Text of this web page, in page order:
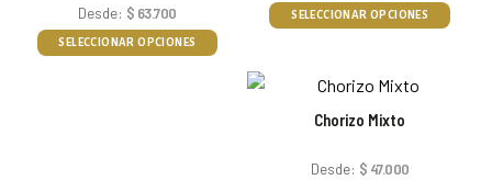
Desde: $ 63.700
SELECCIONAR OPCIONES
SELECCIONAR OPCIONES
Chorizo Mixto
Desde: $ 47.000